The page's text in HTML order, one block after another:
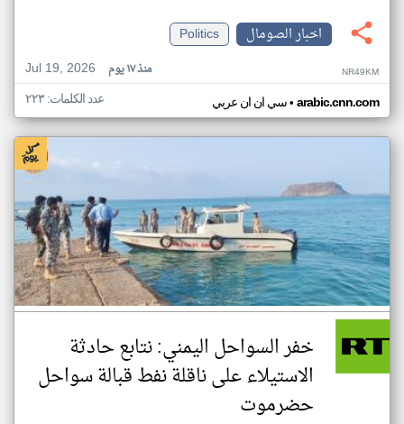
اخبار الصومال
Politics
Jul 19, 2026
منذ ١٧ يوم NR49KM
سي ان ان عربي• arabic.cnn.com عدد الكلمات: ٢٢٣
خفر السواحل اليمني: نتابع حادثة
الاستيلاء على ناقلة نفط قبالة سواحل
حضرموت